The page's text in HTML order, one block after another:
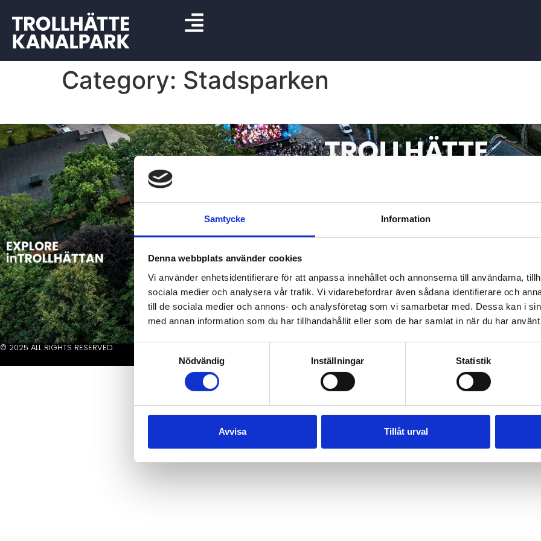
Samtycke Information
Denna webbplats använder cookies
Vi använder enhetsidentifierare för att anpassa innehållet och annonserna till användarna,
sociala medier och analysera vår trafik. Vi vidarebefordrar även sådana identifierare och
till de sociala medier och annons- och analysföretag som vi samarbetar med. Dessa kan i
med annan information som du har tillhandahållit eller som de har samlat in när du har
Nödvändig
Inställningar Statistik
Avvisa Tillåt urval
Category: Stadsparken
© 2025 ALL RIGHTS RESERVED.